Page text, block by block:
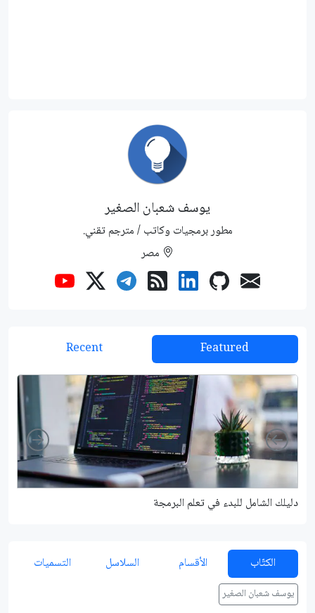
يوسف شعبان الصغير
مطور برمجيات وكاتب / مترجم تقني.
مصر
Featured
Recent
دليلك الشامل للبدء في تعلم البرمجة
Left
الكتّاب الأقسام السلاسل التسميات
يوسف شعبان الصغير